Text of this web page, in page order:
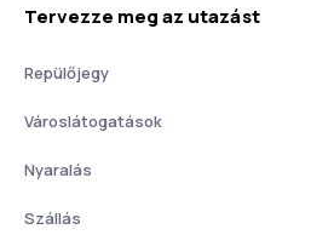
Tervezze meg az utazást
Repülőjegy
Városlátogatások
Nyaralás
Szállás